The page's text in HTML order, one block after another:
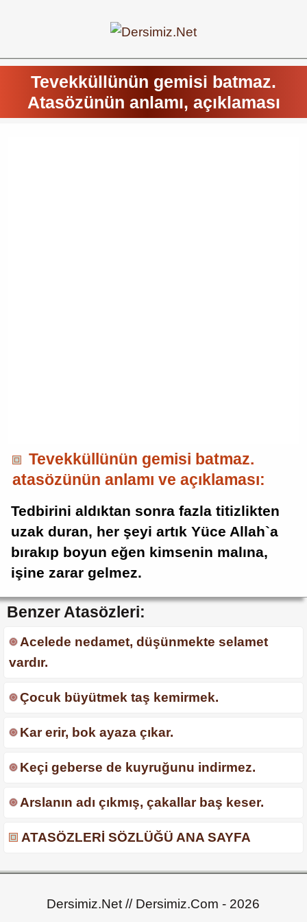
Tevekküllünün gemisi batmaz.
Atasözünün anlamı, açıklaması
Tevekküllünün gemisi batmaz.
atasözünün anlamı ve açıklaması:
Tedbirini aldıktan sonra fazla titizlikten
uzak duran, her şeyi artık Yüce Allah`a
bırakıp boyun eğen kimsenin malına,
işine zarar gelmez.
Benzer Atasözleri:
Acelede nedamet, düşünmekte selamet
vardır.
Çocuk büyütmek taş kemirmek.
Kar erir, bok ayaza çıkar.
Keçi geberse de kuyruğunu indirmez.
Arslanın adı çıkmış, çakallar baş keser.
ATASÖZLERİ SÖZLÜĞÜ ANA SAYFA
Dersimiz.Net // Dersimiz.Com - 2026